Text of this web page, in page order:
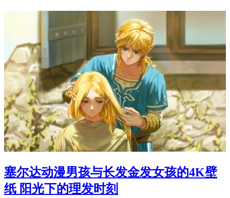
塞尔达动漫男孩与长发金发女孩的4K壁
纸 阳光下的理发时刻